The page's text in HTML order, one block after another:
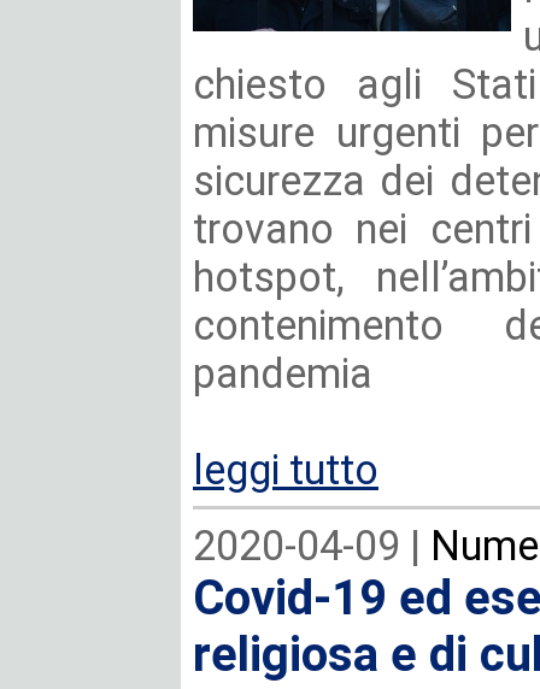
chiesto agli
misure urgenti
sicurezza dei
trovano nei
hotspot,
contenimento
pandemia
leggi tutto
2020-04-09 |
Covid-19 ed
religiosa e di